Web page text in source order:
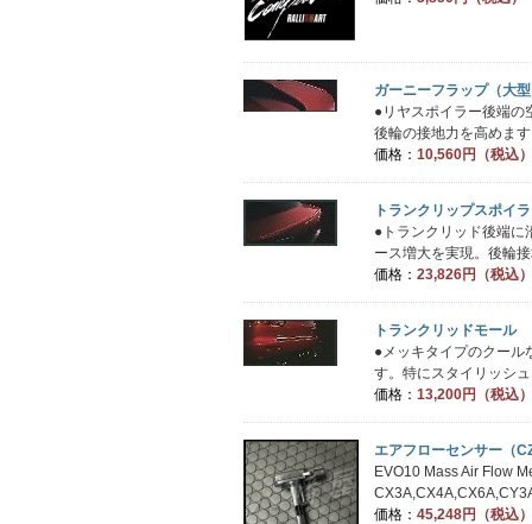
ガーニーフラップ（大
●リヤスポイラー後端の
後輪の接地力を高めま
価格： 10,560円（税込）
トランクリップスポイ
●トランクリッド後端に
ース増大を実現。後輪
価格： 23,826円（税込）
トランクリッドモール
●メッキタイプのクール
す。特にスタイリッシ
価格： 13,200円（税込）
エアフローセンサー（
EVO10 Mass Air Flow
価格： 45,248円（税込）